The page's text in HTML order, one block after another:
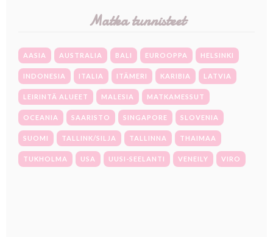
Matka tunnisteet
AASIA AUSTRALIA BALI EUROOPPA HELSINKI
INDONESIA ITALIA ITÄMERI KARIBIA LATVIA
LEIRINTÄ ALUEET MALESIA MATKAMESSUT
OCEANIA SAARISTO SINGAPORE SLOVENIA
SUOMI TALLINK/SILJA TALLINNA THAIMAA
TUKHOLMA USA UUSI-SEELANTI VENEILY VIRO